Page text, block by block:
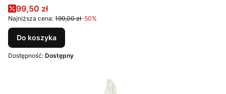
Cena promocyjna
99,50 zł
Najniższa cena: 199,00 zł-50%
Do koszyka
Dostępność: Dostępny